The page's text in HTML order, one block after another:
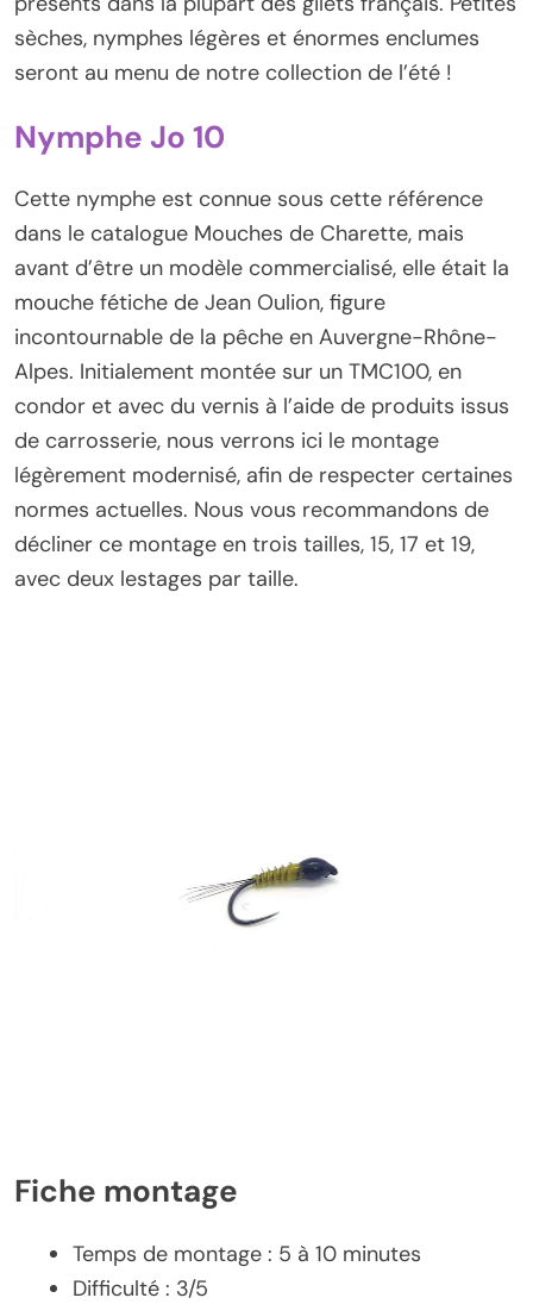
sèches, nymphes légères et énormes enclumes
seront au menu de notre collection de l’été !
Nymphe Jo 10
Cette nymphe est connue sous cette référence
dans le catalogue Mouches de Charette, mais
avant d’être un modèle commercialisé, elle était la
mouche fétiche de Jean Oulion, figure
incontournable de la pêche en Auvergne-Rhône-
Alpes. Initialement montée sur un TMC100, en
condor et avec du vernis à l’aide de produits issus
de carrosserie, nous verrons ici le montage
légèrement modernisé, afin de respecter certaines
normes actuelles. Nous vous recommandons de
décliner ce montage en trois tailles, 15, 17 et 19,
avec deux lestages par taille.
Fiche montage
Temps de montage : 5 à 10 minutes
Difficulté : 3/5